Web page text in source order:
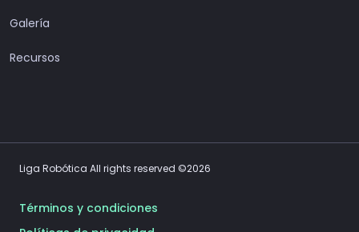
Galería
Recursos
Liga Robótica All rights reserved ©2026
Términos y condiciones